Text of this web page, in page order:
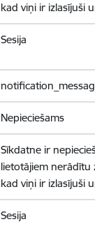
kad viņi ir izlasījuši
Sesija
Nepieciešams
Sīkdatne ir
lietotājiem nerādītu
kad viņi ir izlasījuši
Sesija